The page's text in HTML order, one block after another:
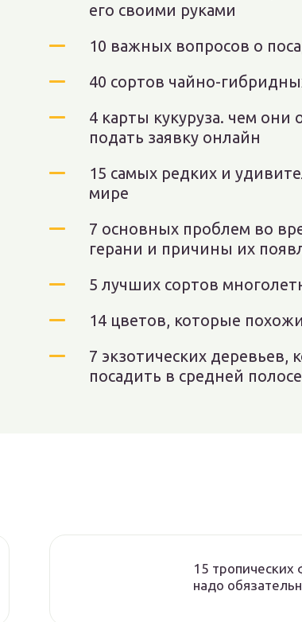
его своими руками
10 важных вопросов о
40 сортов чайно-
4 карты кукуруза. чем они
подать заявку онлайн
15 самых редких и
мире
7 основных проблем во
герани и причины их
5 лучших сортов
14 цветов, которые
7 экзотических
посадить в средней
15 тропических
надо